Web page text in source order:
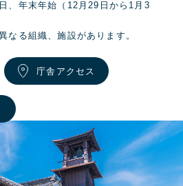
、年末年始（12月29日から1月3
なる組織、施設があります。
庁舎アクセス